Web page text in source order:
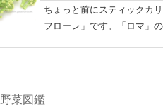
ちょっと前にスティックカ
フローレ」です。「ロマ」の
野菜図鑑